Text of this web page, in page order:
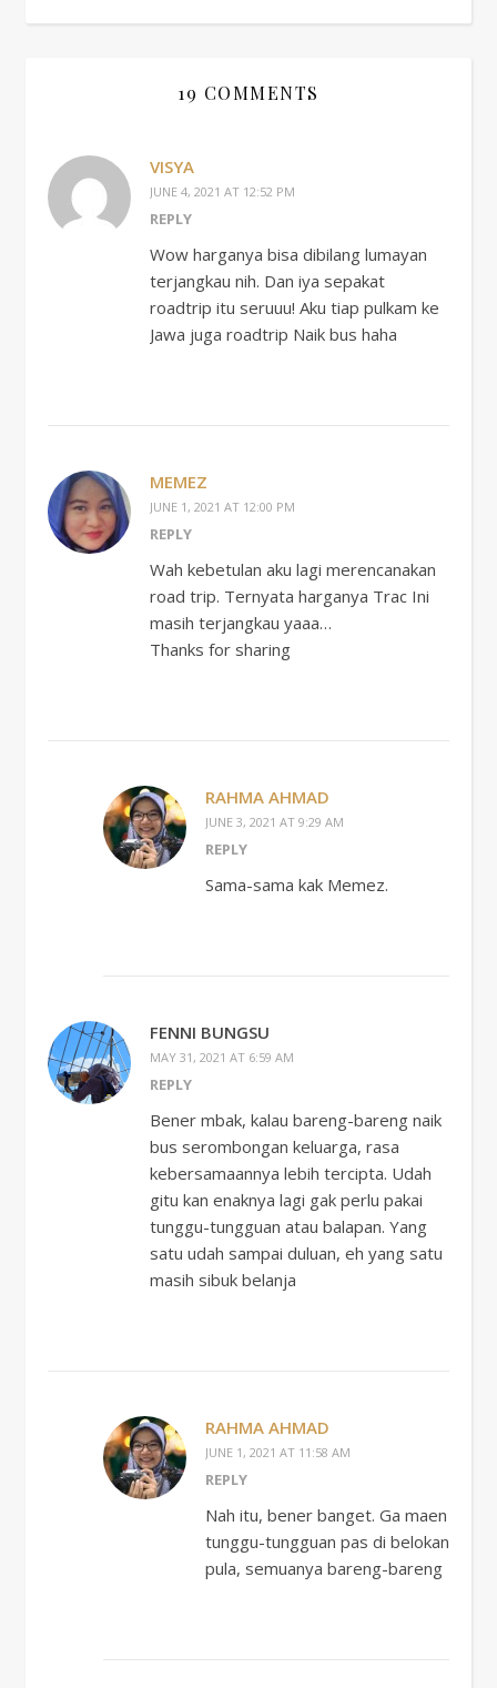
19 COMMENTS
VISYA
JUNE 4, 2021 AT 12:52 PM
REPLY
Wow harganya bisa dibilang lumayan
terjangkau nih. Dan iya sepakat
roadtrip itu seruuu! Aku tiap pulkam ke
Jawa juga roadtrip Naik bus haha
MEMEZ
JUNE 1, 2021 AT 12:00 PM
REPLY
Wah kebetulan aku lagi merencanakan
road trip. Ternyata harganya Trac Ini
masih terjangkau yaaa…
Thanks for sharing
RAHMA AHMAD
JUNE 3, 2021 AT 9:29 AM
REPLY
Sama-sama kak Memez.
FENNI BUNGSU
MAY 31, 2021 AT 6:59 AM
REPLY
Bener mbak, kalau bareng-bareng naik
bus serombongan keluarga, rasa
kebersamaannya lebih tercipta. Udah
gitu kan enaknya lagi gak perlu pakai
tunggu-tungguan atau balapan. Yang
satu udah sampai duluan, eh yang satu
masih sibuk belanja
RAHMA AHMAD
JUNE 1, 2021 AT 11:58 AM
REPLY
Nah itu, bener banget. Ga maen
tunggu-tungguan pas di belokan
pula, semuanya bareng-bareng